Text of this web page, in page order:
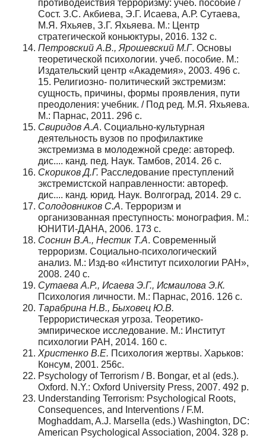
противодействия терроризму: учеб. пособие /
Сост. З.С. Акбиева, Э.Г. Исаева, А.Р. Сутаева,
М.Я. Яхьяев, З.Г. Яхьяева. М.: Центр
стратегической коньюктуры, 2016. 132 с.
Петровский А.В., Ярошевский М.Г. Основы
теоретической психологии. учеб. пособие. М.:
Издательский центр «Академия», 2003. 496 с.
15. Религиозно- политический экстремизм:
сущность, причины, формы проявления, пути
преодоления: учебник. / Под ред. М.Я. Яхьяева.
М.: Парнас, 2011. 296 с.
Свиридов А.А. Социально-культурная
деятельность вузов по профилактике
экстремизма в молодежной среде: автореф.
дис.... канд. пед. Наук. Тамбов, 2014. 26 с.
Скориков Д.Г. Расследование преступлений
экстремистской направленности: автореф.
дис.... канд. юрид. Наук. Волгоград, 2014. 29 с.
Солодовников С.А. Терроризм и
организованная преступность: монография. М.:
ЮНИТИ-ДАНА, 2006. 173 с.
Соснин В.А., Нестик Т.А. Современный
терроризм. Социально-психологический
анализ. М.: Изд-во «Институт психологии РАН»,
2008. 240 с.
Сутаева А.Р., Исаева Э.Г., Исмаилова Э.К.
Психология личности. М.: Парнас, 2016. 126 с.
Тарабрина Н.В., Быховец Ю.В.
Террористическая угроза. Теоретико-
эмпирическое исследование. М.: Институт
психологии РАН, 2014. 160 с.
Христенко В.Е. Психология жертвы. Харьков:
Консум, 2001. 256с.
Psychology of Terrorism / B. Bongar, et al (eds.).
Oxford. N.Y.: Oxford University Press, 2007. 492 p.
Understanding Terrorism: Psychological Roots,
Consequences, and Interventions / F.M.
Moghaddam, A.J. Marsella (eds.) Washington, DC:
American Psychological Association, 2004. 328 p.